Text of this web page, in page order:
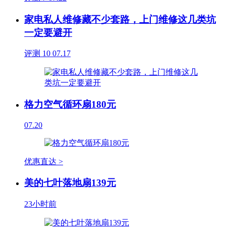
家电私人维修藏不少套路，上门维修这几类坑
一定要避开
评测 10 07.17
格力空气循环扇180元
07.20
优惠直达 >
美的七叶落地扇139元
23小时前